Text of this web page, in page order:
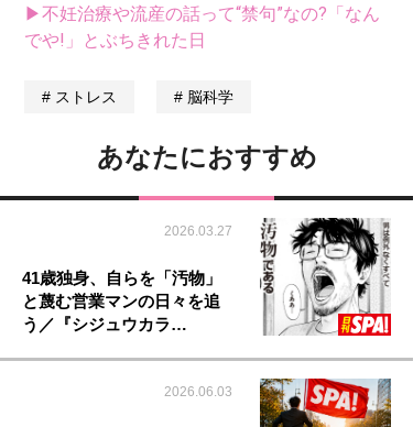
▶不妊治療や流産の話って“禁句”なの?「なん
でや!」とぶちきれた日
ストレス 脳科学
あなたにおすすめ
2026.03.27
41歳独身、自らを「汚物」
と蔑む営業マンの日々を追
う／『シジュウカラ…
2026.06.03